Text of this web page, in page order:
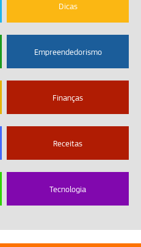
Dicas
Empreendedorismo
Finanças
Receitas
Tecnologia